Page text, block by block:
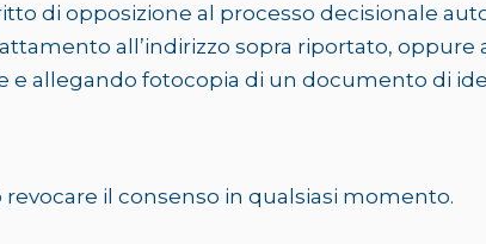
di opposizione al processo decisionale
all’indirizzo sopra riportato,
e allegando fotocopia di un documento di
revocare il consenso in qualsiasi momento.